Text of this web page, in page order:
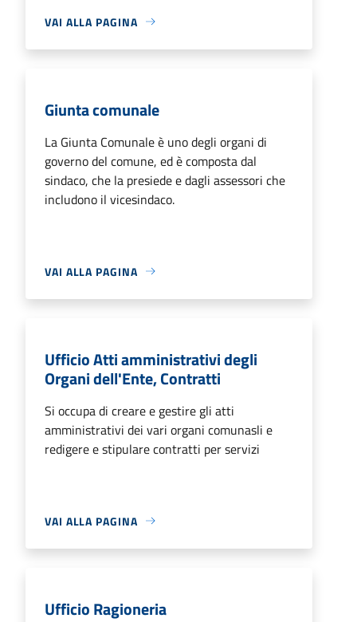
VAI ALLA PAGINA
Giunta comunale
La Giunta Comunale è uno degli organi di
governo del comune, ed è composta dal
sindaco, che la presiede e dagli assessori che
includono il vicesindaco.
VAI ALLA PAGINA
Ufficio Atti amministrativi degli
Organi dell'Ente, Contratti
Si occupa di creare e gestire gli atti
amministrativi dei vari organi comunasli e
redigere e stipulare contratti per servizi
VAI ALLA PAGINA
Ufficio Ragioneria